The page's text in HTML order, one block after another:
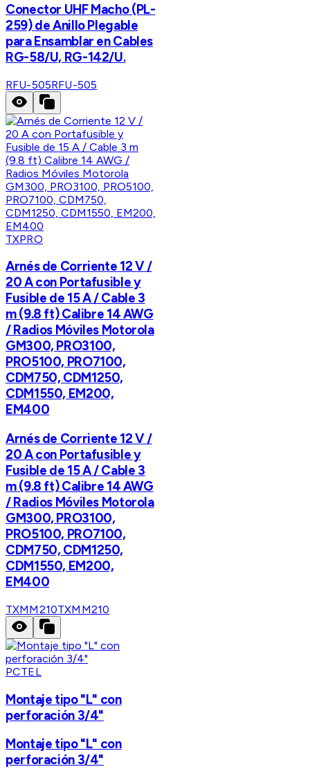
Conector UHF Macho (PL-
259) de Anillo Plegable
para Ensamblar en Cables
RG-58/U, RG-142/U.
RFU-505RFU-505
TXPRO
Arnés de Corriente 12 V /
20 A con Portafusible y
Fusible de 15 A / Cable 3
m (9.8 ft) Calibre 14 AWG
/ Radios Móviles Motorola
GM300, PRO3100,
PRO5100, PRO7100,
CDM750, CDM1250,
CDM1550, EM200,
EM400
Arnés de Corriente 12 V /
20 A con Portafusible y
Fusible de 15 A / Cable 3
m (9.8 ft) Calibre 14 AWG
/ Radios Móviles Motorola
GM300, PRO3100,
PRO5100, PRO7100,
CDM750, CDM1250,
CDM1550, EM200,
EM400
TXMM210TXMM210
PCTEL
Montaje tipo "L" con
perforación 3/4"
Montaje tipo "L" con
perforación 3/4"